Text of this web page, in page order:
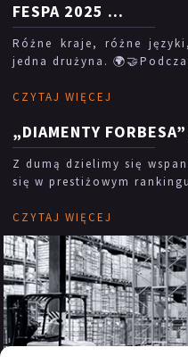
FESPA 2025 ...
Różne kraje, różne
jedna drużyna.
CZYTAJ WIĘCEJ
„DIAMENTY
Z dumą dzielimy się
się w prestiżowym
CZYTAJ WIĘCEJ